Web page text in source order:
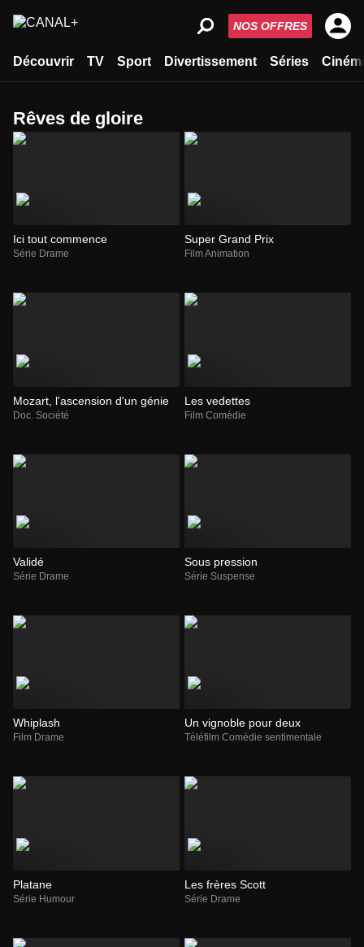
Découvrir TV Sport Divertissement Séries
NOS OFFRES
rêves de gloire
Ici tout commence
Série Drame
Super Grand Prix
Film Animation
Mozart, l'ascension d'un génie
Doc. Société
Les vedettes
Film Comédie
Validé
Série Drame
Sous pression
Série Suspense
Whiplash
Film Drame
Un vignoble pour deux
Téléfilm Comédie sentimentale
Platane
Série Humour
Les frères Scott
Série Drame